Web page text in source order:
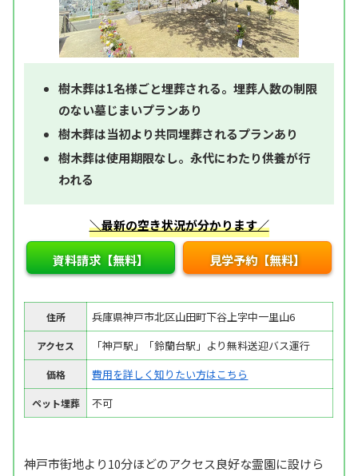
樹木葬は1名様ごと埋葬される。埋葬人数の制限
のない墓じまいプランあり
樹木葬は当初より共同埋葬されるプランあり
樹木葬は使用期限なし。永代にわたり供養が行
われる
＼最新の空き状況が分かります／
資料請求【無料】 見学予約【無料】
住所 兵庫県神戸市北区山田町下谷上字中一里山6
アクセス 「神戸駅」「鈴蘭台駅」より無料送迎バス運行
価格 費用を詳しく知りたい方はこちら
ペット埋葬 不可
神戸市街地より10分ほどのアクセス良好な霊園に設けら